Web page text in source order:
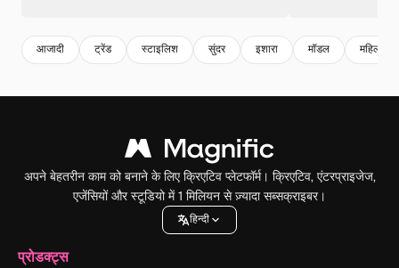
आजादी ट्रेंड स्टाइलिश सुंदर इशारा मॉडल महिला
अपने बेहतरीन काम को बनाने के लिए क्रिएटिव प्लेटफॉर्म। क्रिएटिव, एंटरप्राइजेज,
एजेंसियों और स्टूडियो में 1 मिलियन से ज़्यादा सब्सक्राइबर।
हिन्दी
प्रोडक्ट्स